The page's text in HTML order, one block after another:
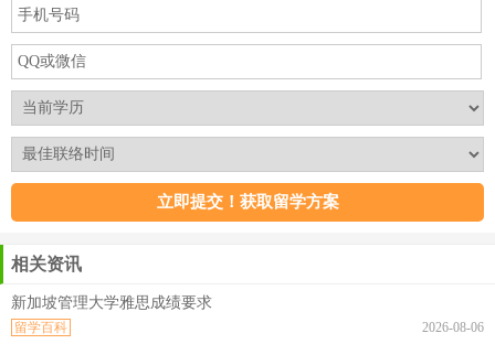
相关资讯
新加坡管理大学雅思成绩要求
2026-08-06
留学百科